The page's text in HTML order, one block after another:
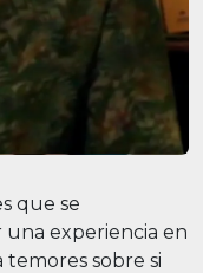
que se
una experiencia en
sobre si